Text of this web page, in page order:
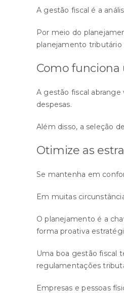
A gestão fiscal é a
Por meio do
planejamento tributário
Como funciona
A gestão fiscal
despesas.
Além disso, a seleção
Otimize as
Se mantenha em
Em muitas
O planejamento é a
forma proativa
Uma boa gestão fiscal
regulamentações
Empresas e pessoas